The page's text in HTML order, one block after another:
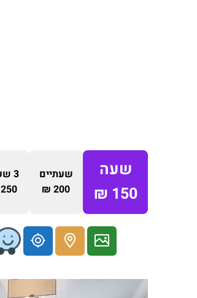
שעה
150 ₪
שעתיים
200 ₪
3 שעות
250 ₪